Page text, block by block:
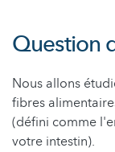
Question
Nous allons
fibres
(défini comme
votre intestin).